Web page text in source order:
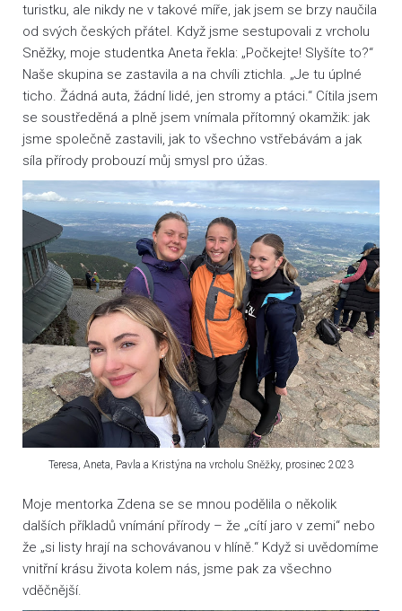
turistku, ale nikdy ne v takové míře, jak jsem se brzy naučila
od svých českých přátel. Když jsme sestupovali z vrcholu
Sněžky, moje studentka Aneta řekla: „Počkejte! Slyšíte to?“
Naše skupina se zastavila a na chvíli ztichla. „Je tu úplné
ticho. Žádná auta, žádní lidé, jen stromy a ptáci.“ Cítila jsem
se soustředěná a plně jsem vnímala přítomný okamžik: jak
jsme společně zastavili, jak to všechno vstřebávám a jak
síla přírody probouzí můj smysl pro úžas.
Teresa, Aneta, Pavla a Kristýna na vrcholu Sněžky, prosinec 2023
Moje mentorka Zdena se se mnou podělila o několik
dalších příkladů vnímání přírody – že „cítí jaro v zemi“ nebo
že „si listy hrají na schovávanou v hlíně.“ Když si uvědomíme
vnitřní krásu života kolem nás, jsme pak za všechno
vděčnější.